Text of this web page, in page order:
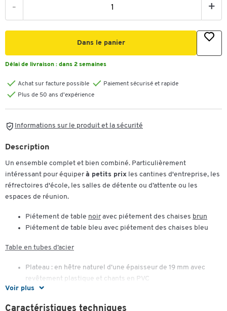
- +
Dans le panier
Délai de livraison : dans 2 semaines
Achat sur facture possible
Paiement sécurisé et rapide
Plus de 50 ans d'expérience
Informations sur le produit et la sécurité
Voir plus
Description
Un ensemble complet et bien combiné. Particulièrement
intéressant pour équiper à petits prix les cantines d'entreprise, les
réfrectoires d'école, les salles de détente ou d’attente ou les
espaces de réunion.
Piétement de table noir avec piétement des chaises brun
Piétement de table bleu avec piétement des chaises bleu
Table en tubes d’acier
Plateau : en hêtre naturel d’une épaisseur de 19 mm avec
revêtement plastique et chants en PVC
Châssis laqué et piètement en tubes d’acier de 30 x 30 x 2
Caractéristiques techniques